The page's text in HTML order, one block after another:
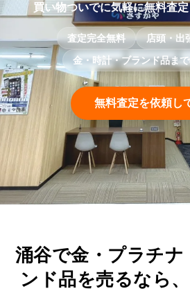
買い物ついでに気軽に無料査
査定完全無料
店頭・出
金・時計・ブランド品ま
無料査定を依頼し
涌谷で金・プラチナ
ンド品を売るなら